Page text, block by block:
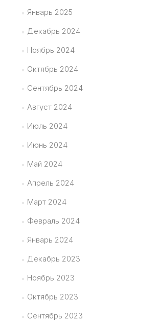
Январь 2025
Декабрь 2024
Ноябрь 2024
Октябрь 2024
Сентябрь 2024
Август 2024
Июль 2024
Июнь 2024
Май 2024
Апрель 2024
Март 2024
Февраль 2024
Январь 2024
Декабрь 2023
Ноябрь 2023
Октябрь 2023
Сентябрь 2023